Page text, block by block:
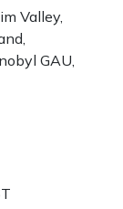
Valley,
GAU,